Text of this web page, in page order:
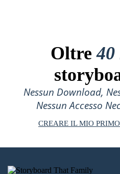
Oltre
Nessun Download,
Nessun Accesso
CREARE IL MIO